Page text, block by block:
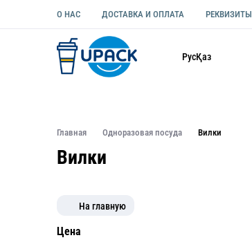
О НАС ДОСТАВКА И ОПЛАТА РЕКВИЗИТЫ
РусҚаз
Главная Одноразовая посуда Вилки
Вилки
На главную
Цена